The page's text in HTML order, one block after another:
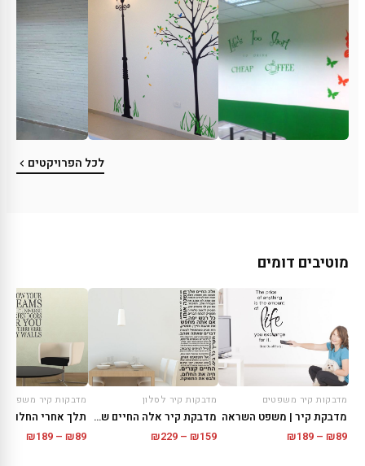
לכל הפרויקטים
מוטיבים דומים
מדבקות קיר משפטים
מדבקת קיר | משפט השראה
₪89
–
₪189
מדבקות קיר לסלון
מדבקת קיר אלה החיים שלך
₪159
–
₪229
מדבקות קיר משפטים
תלך אחרי
₪89
–
₪189